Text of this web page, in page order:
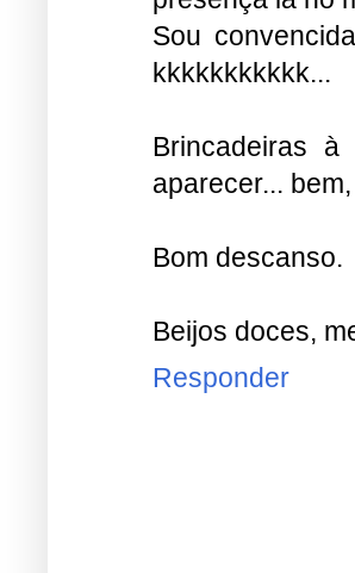
Sou
kkkkkkkkkkk...
Brincadeiras
aparecer...
Bom descanso.
Beijos doces,
Responder